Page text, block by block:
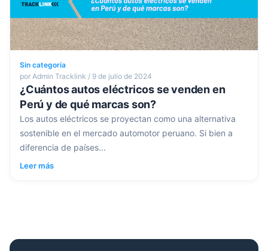
Sin categoría
por Admin Tracklink / 9 de julio de 2024
¿Cuántos autos eléctricos se venden en
Perú y de qué marcas son?
Los autos eléctricos se proyectan como una alternativa
sostenible en el mercado automotor peruano. Si bien a
diferencia de países...
Leer más